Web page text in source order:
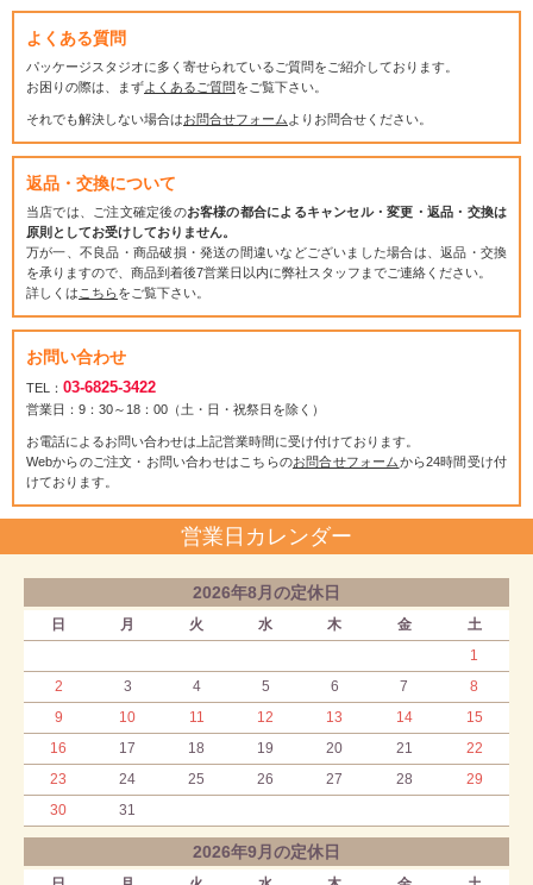
よくある質問
パッケージスタジオに多く寄せられているご質問をご紹介しております。
お困りの際は、まずよくあるご質問をご覧下さい。
それでも解決しない場合はお問合せフォーム よりお問合せください。
返品・交換について
当店では、ご注文確定後のお客様の都合によるキャンセル・変更・返品・交換は
原則としてお受けしておりません。
万が一、不良品・商品破損・発送の間違いなどございました場合は、返品・交換
を承りますので、商品到着後7営業日以内に弊社スタッフまでご連絡ください。
詳しくは こちらをご覧下さい。
お問い合わせ
TEL： 03-6825-3422
営業日：9：30～18：00（土・日・祝祭日を除く）
お電話によるお問い合わせは上記営業時間に受け付けております。
Webからのご注文・お問い合わせはこちらのお問合せフォームから24時間受け付
けております。
営業日カレンダー
2026年8月の定休日
日 月 火 水 木 金
土
1
2
3 4 5 6 7
8
9
10 11 12 13 14
15
16
17 18 19 20 21
22
23
24 25 26 27 28
29
30
31
2026年9月の定休日